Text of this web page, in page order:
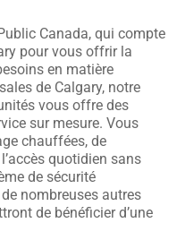
Canada, qui compte
pour vous offrir la
en matière
de Calgary, notre
vous offre des
sur mesure. Vous
chauffées, de
quotidien sans
de sécurité
nombreuses autres
de bénéficier d’une